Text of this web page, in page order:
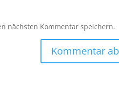
nächsten Kommentar speichern.